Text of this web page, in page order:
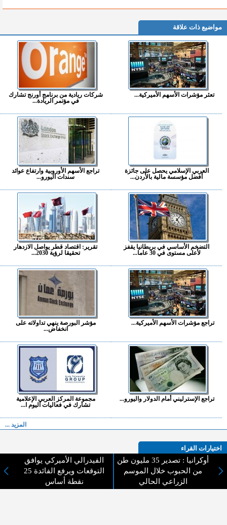
مواضيع ذات علاقة
تعثر مؤشرات الأسهم الأميركية...
شركات ريادية من برنامج أورنج تشارك
في مؤتمر الريادة...
العربي الإسلامي يحصل على جائزة
أفضل مؤسسة مالية بالأردن...
تراجع الأسهم الأوروبية وارتفاع عوائد
سندات اليورو...
التضخم الأساسي في بريطانيا يقفز
لأعلى مستوى في 30 عاما...
تقرير: اقتصاد قطر يواصل الازدهار
تحقيقا لرؤية 2030...
تراجع مؤشرات الأسهم الأميركية...
مؤشر البورصة ينهي تداولاته على
انخفاض...
تراجع الإسترليني أمام الدولار واليورو...
مجموعة المركز العربي الإعلامية
تشارك في فعاليات اليوم ا...
المزيد ...
اختيارات القراء
لا يوجد مقالات
أوكرانيا : تصدير 35 مليون طن
من الحبوب خلال الموسم
الزراعي الحالي
الفيدرالي الأميركي يوافق
التوقعات ويرفع الفائدة 25
نقطة أساس